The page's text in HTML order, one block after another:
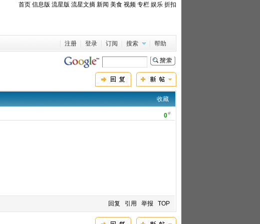
首页 信息版 流星版 流星文摘 新闻 美食 视频 专栏 娱乐 折扣
注册 登录 订阅 搜索 帮助
收藏
0#
回复 引用 举报 TOP